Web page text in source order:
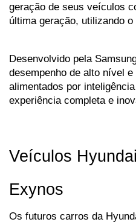
geração de seus veículos
última geração, utilizando
Desenvolvido pela
desempenho de alto nível
alimentados por
experiência completa e
Veículos
Exynos
Os futuros carros da